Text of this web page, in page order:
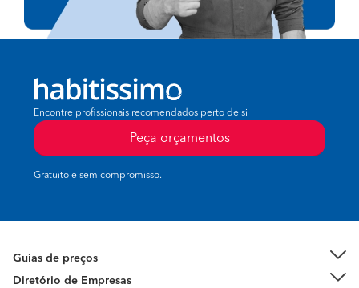
Encontre profissionais recomendados perto de si
Peça orçamentos
Gratuito e sem compromisso.
Guias de preços
Diretório de Empresas